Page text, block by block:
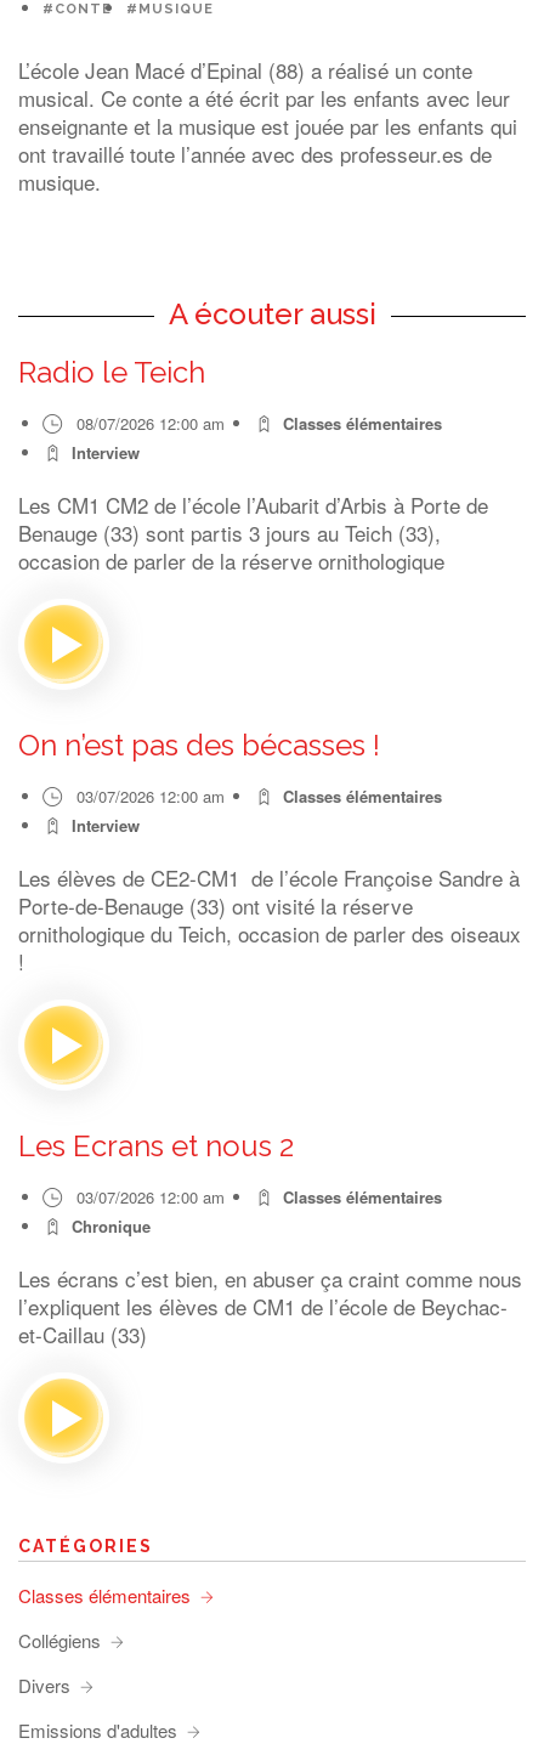
#CONTE #MUSIQUE
L’école Jean Macé d’Epinal (88) a réalisé un conte
musical. Ce conte a été écrit par les enfants avec leur
enseignante et la musique est jouée par les enfants qui
ont travaillé toute l’année avec des professeur.es de
musique.
A écouter aussi
Radio le Teich
08/07/2026 12:00 am
Classes élémentaires
Interview
Les CM1 CM2 de l’école l’Aubarit d’Arbis à Porte de
Benauge (33) sont partis 3 jours au Teich (33),
occasion de parler de la réserve ornithologique
On n’est pas des bécasses !
03/07/2026 12:00 am
Classes élémentaires
Interview
Les élèves de CE2-CM1 de l’école Françoise Sandre à
Porte-de-Benauge (33) ont visité la réserve
ornithologique du Teich, occasion de parler des oiseaux
!
Les Ecrans et nous 2
03/07/2026 12:00 am
Classes élémentaires
Chronique
Les écrans c’est bien, en abuser ça craint comme nous
l’expliquent les élèves de CM1 de l’école de Beychac-
et-Caillau (33)
CATÉGORIES
Classes élémentaires
Collégiens
Divers
Emissions d'adultes